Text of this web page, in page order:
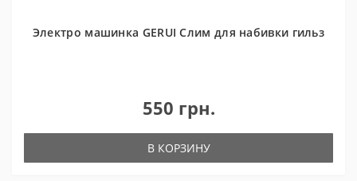
Электро машинка GERUI Cлим для набивки гильз
550 грн.
В КОРЗИНУ